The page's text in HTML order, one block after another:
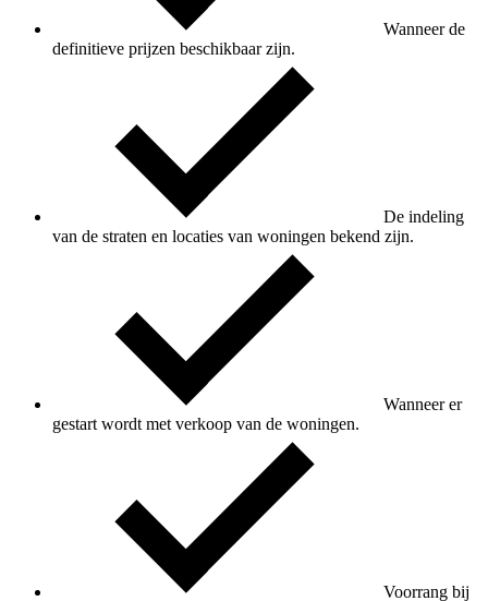
Wanneer de
definitieve prijzen beschikbaar zijn.
De indeling
van de straten en locaties van woningen bekend zijn.
Wanneer er
gestart wordt met verkoop van de woningen.
Voorrang bij